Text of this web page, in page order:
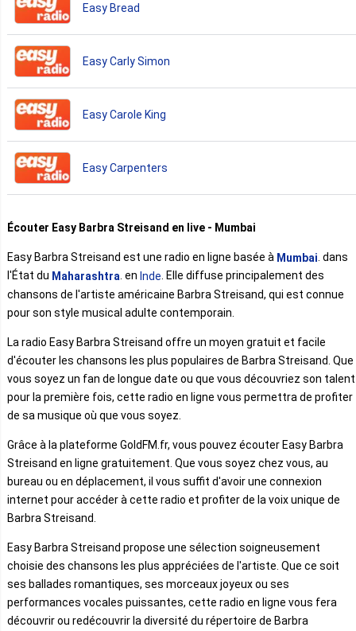
Easy Bread
Easy Carly Simon
Easy Carole King
Easy Carpenters
Écouter Easy Barbra Streisand en live - Mumbai
Easy Barbra Streisand est une radio en ligne basée à Mumbai . dans
l'État du Maharashtra. en Inde. Elle diffuse principalement des
chansons de l'artiste américaine Barbra Streisand, qui est connue
pour son style musical adulte contemporain.
La radio Easy Barbra Streisand offre un moyen gratuit et facile
d'écouter les chansons les plus populaires de Barbra Streisand. Que
vous soyez un fan de longue date ou que vous découvriez son talent
pour la première fois, cette radio en ligne vous permettra de profiter
de sa musique où que vous soyez.
Grâce à la plateforme GoldFM.fr, vous pouvez écouter Easy Barbra
Streisand en ligne gratuitement. Que vous soyez chez vous, au
bureau ou en déplacement, il vous suffit d'avoir une connexion
internet pour accéder à cette radio et profiter de la voix unique de
Barbra Streisand.
Easy Barbra Streisand propose une sélection soigneusement
choisie des chansons les plus appréciées de l'artiste. Que ce soit
ses ballades romantiques, ses morceaux joyeux ou ses
performances vocales puissantes, cette radio en ligne vous fera
découvrir ou redécouvrir la diversité du répertoire de Barbra